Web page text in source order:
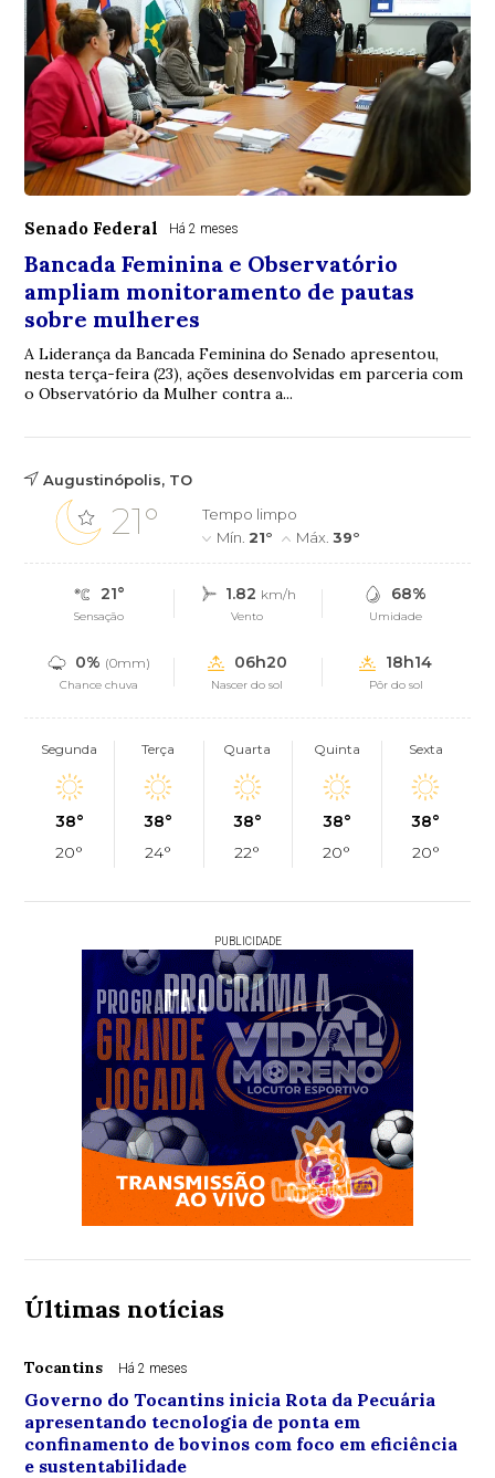
Senado Federal Há 2 meses
Bancada Feminina e Observatório
ampliam monitoramento de pautas
sobre mulheres
A Liderança da Bancada Feminina do Senado apresentou,
nesta terça-feira (23), ações desenvolvidas em parceria com
o Observatório da Mulher contra a...
Augustinópolis, TO
21°
Tempo limpo
Mín.21° Máx.39°
21°
Sensação
1.82 km/h
Vento
68%
Umidade
0% (0mm)
Chance chuva
06h20
Nascer do sol
18h14
Pôr do sol
Segunda
38°
20°
Terça
38°
24°
Quarta
38°
22°
Quinta
38°
20°
Sexta
38°
20°
PUBLICIDADE
Últimas notícias
Tocantins Há 2 meses
Governo do Tocantins inicia Rota da Pecuária
apresentando tecnologia de ponta em
confinamento de bovinos com foco em eficiência
e sustentabilidade